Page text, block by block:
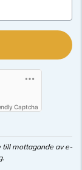
Captcha
till mottagande av e-